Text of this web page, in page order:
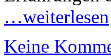
…weiterlesen
Keine